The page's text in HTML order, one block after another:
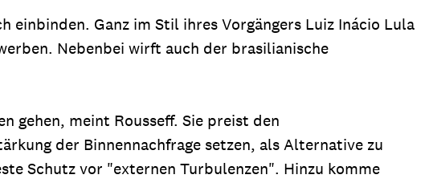
einbinden. Ganz im Stil ihres Vorgängers Luiz Inácio Lula
Nebenbei wirft auch der brasilianische
gehen, meint Rousseff. Sie preist den
der Binnennachfrage setzen, als Alternative zu
Schutz vor "externen Turbulenzen". Hinzu komme